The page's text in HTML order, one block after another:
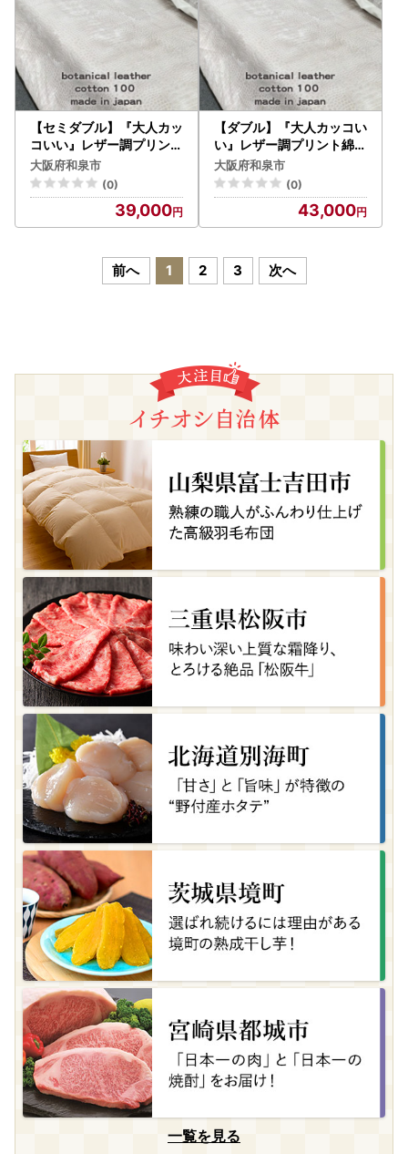
【セミダブル】『大人カッ
コいい』レザー調プリント
綿100%ボックスシーツ(
クロコダイル)【1645662
】
大阪府和泉市
(0)
39,000
【ダブル】『大人カッコい
い』レザー調プリント綿1
00%ボックスシーツ(クロ
コダイル)【1645683】
大阪府和泉市
(0)
43,000
前へ 1 2 3 次へ
一覧を見る